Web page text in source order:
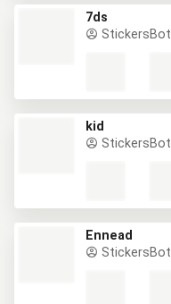
7ds
StickersBot
kid
StickersBot
Ennead
StickersBot